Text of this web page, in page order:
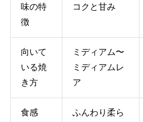
味の特
徴
コクと甘み
向いて
いる焼
き方
ミディアム〜
ミディアムレ
ア
食感
ふんわり柔ら